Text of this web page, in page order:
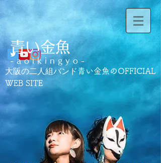
大阪の二人組バンド 青い金魚のOFFICIAL
WEB SITE
​青い金魚
-aoikingyo-